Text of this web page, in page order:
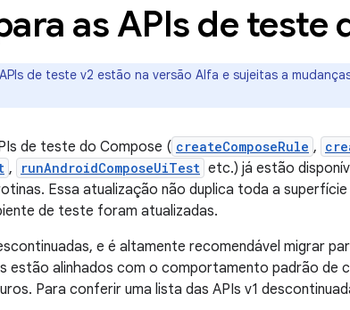
as APIs de teste
de teste v2 estão na versão Alfa e sujeitas a
de teste do Compose ( createComposeRule ,
, runAndroidComposeUiTest etc.) já estão
Essa atualização não duplica toda a superfície
de teste foram atualizadas.
e é altamente recomendável migrar
estão alinhados com o comportamento padrão de
Para conferir uma lista das APIs v1